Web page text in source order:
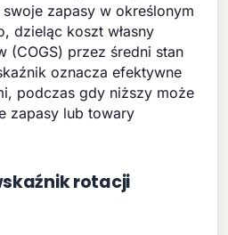
zapasy w określonym
dzieląc koszt własny
(COGS) przez średni stan
oznacza efektywne
podczas gdy niższy może
zapasy lub towary
rotacji